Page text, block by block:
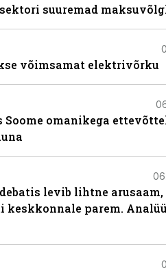
suuremad
võimsamat elektrivõrku
Soome omanikega
levib lihtne arusaam,
keskkonnale parem.